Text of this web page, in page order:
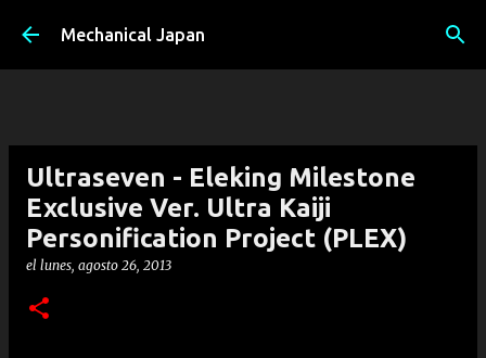
Ir al contenido principal
Mechanical Japan
Ultraseven - Eleking Milestone
Exclusive Ver. Ultra Kaiji
Personification Project (PLEX)
el lunes, agosto 26, 2013